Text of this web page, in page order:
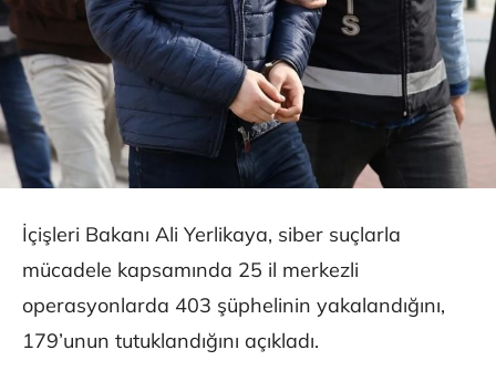
İçişleri Bakanı Ali Yerlikaya, siber suçlarla
mücadele kapsamında 25 il merkezli
operasyonlarda 403 şüphelinin yakalandığını,
179’unun tutuklandığını açıkladı.